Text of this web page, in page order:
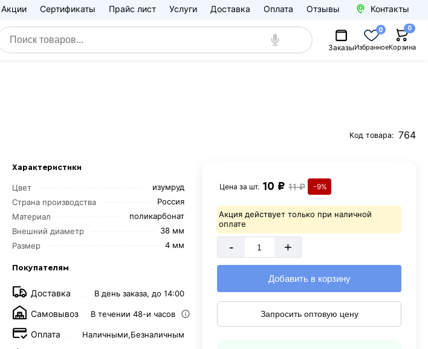
Акции Сертификаты Прайс лист Услуги Доставка Оплата Отзывы Контакты
ЗаказыИзбранное
0
Корзина
0
Код товара: 764
Характеристики
Цвет
изумруд
Страна производства
Россия
Материал
поликарбонат
Внешний диаметр
38 мм
Размер
4 мм
Покупателям
Доставка В день заказа, до 14:00
Самовывоз В течении 48-и часов
Оплата Наличными,Безналичным
Цена за шт. 10 ₽ 11 ₽ -9%
Акция действует только при наличной
оплате
- +
Добавить в корзину
Запросить оптовую цену